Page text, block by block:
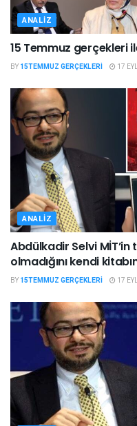
ANALIZ
15 Temmuz gerçekleri
BY 15TEMMUZ GERÇEKLERI 17
ANALIZ
Abdülkadir Selvi
olmadığını kendi
BY 15TEMMUZ GERÇEKLERI 17